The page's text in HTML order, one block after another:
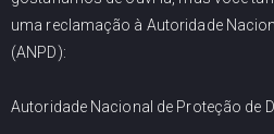
uma reclamação à Autoridade
(ANPD):
Autoridade Nacional de Proteção de